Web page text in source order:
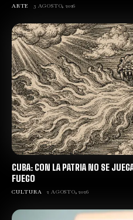
ARTE 3 AGOSTO, 2026
CUBA: CON LA PATRIA NO SE
FUEGO
CULTURA 2 AGOSTO, 2026